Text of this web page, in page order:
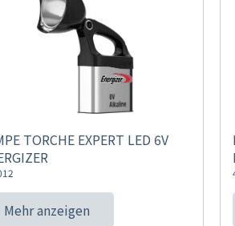
TORCHE EXPERT LED 6V
Mehr anzeigen